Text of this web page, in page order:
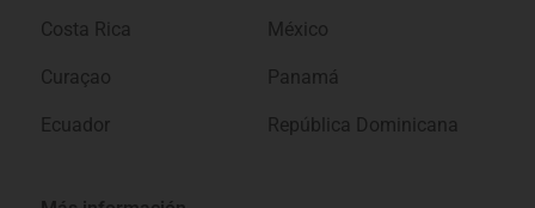
Costa Rica
Curaçao
Ecuador
México
Panamá
República Dominicana